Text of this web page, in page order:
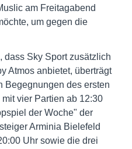
am Freitagabend
um gegen die
dass Sky Sport zusätzlich
Atmos anbietet, überträgt
Begegnungen des ersten
vier Partien ab 12:30
der Woche" der
Arminia Bielefeld
Uhr sowie die drei